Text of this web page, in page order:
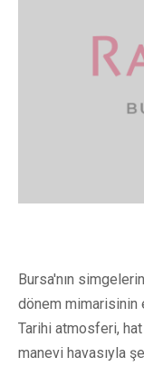
Bursa'nın
dönem mimarisinin
Tarihi atmosferi,
manevi havasıyla